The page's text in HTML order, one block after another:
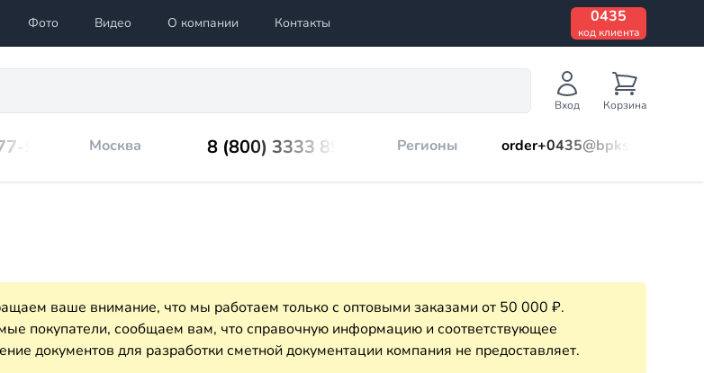
Фото Видео О компании Контакты 0435
код клиента
Вход Корзина
98 Москва 8 (800) 3333 899 Регионы order+0435@bpks.ru
ваше внимание, что мы работаем только с оптовыми заказами от 50 000 ₽.
покупатели, сообщаем вам, что справочную информацию и соответствующее
документов для разработки сметной документации компания не предоставляет.